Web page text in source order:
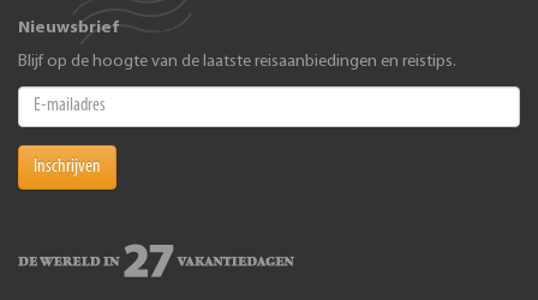
Nieuwsbrief
Blijf op de hoogte van de laatste reisaanbiedingen en reistips.
Inschrijven